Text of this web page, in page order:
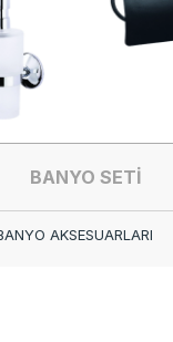
BANYO SETİ
AKSESUARLARI